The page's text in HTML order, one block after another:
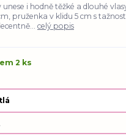
i hodně těžké a dlouhé
pruženka v klidu 5 cm s
celý popis
2 ks